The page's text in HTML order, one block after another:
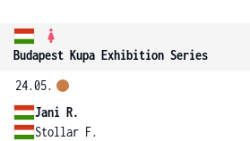
Budapest Kupa Exhibition Series
24.05.
Jani R.
Stollar F.